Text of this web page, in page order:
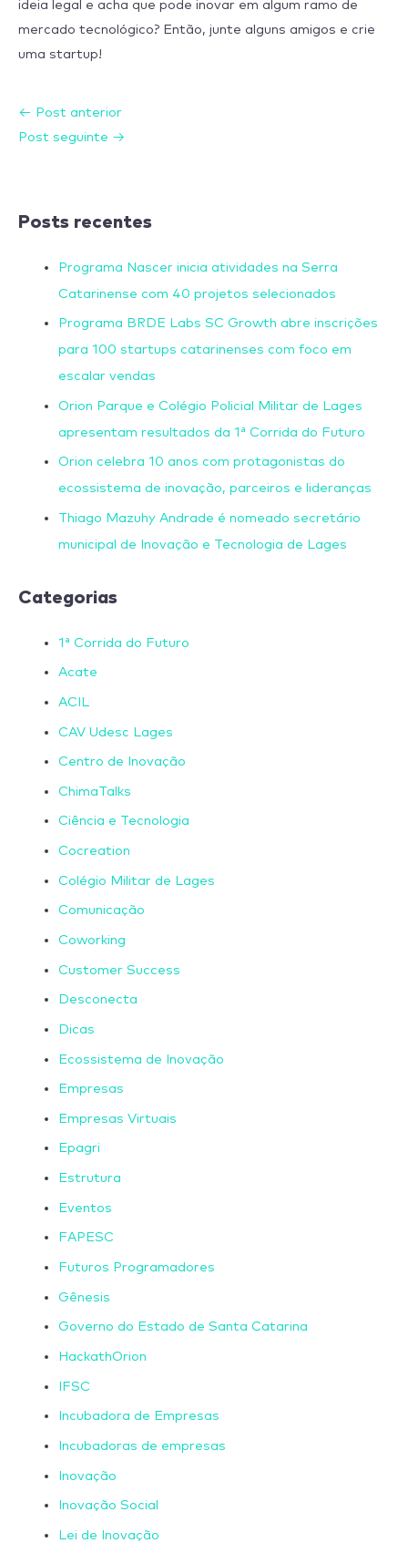
ideia legal e acha que pode inovar em algum ramo de
mercado tecnológico? Então, junte alguns amigos e crie
uma startup!
← Post anterior
Post seguinte →
Posts recentes
Programa Nascer inicia atividades na Serra
Catarinense com 40 projetos selecionados
Programa BRDE Labs SC Growth abre inscrições
para 100 startups catarinenses com foco em
escalar vendas
Orion Parque e Colégio Policial Militar de Lages
apresentam resultados da 1ª Corrida do Futuro
Orion celebra 10 anos com protagonistas do
ecossistema de inovação, parceiros e lideranças
Thiago Mazuhy Andrade é nomeado secretário
municipal de Inovação e Tecnologia de Lages
Categorias
1ª Corrida do Futuro
Acate
ACIL
CAV Udesc Lages
Centro de Inovação
ChimaTalks
Ciência e Tecnologia
Cocreation
Colégio Militar de Lages
Comunicação
Coworking
Customer Success
Desconecta
Dicas
Ecossistema de Inovação
Empresas
Empresas Virtuais
Epagri
Estrutura
Eventos
FAPESC
Futuros Programadores
Gênesis
Governo do Estado de Santa Catarina
HackathOrion
IFSC
Incubadora de Empresas
Incubadoras de empresas
Inovação
Inovação Social
Lei de Inovação